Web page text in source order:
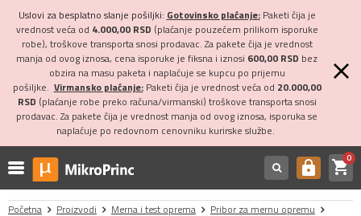
Uslovi za besplatno slanje pošiljki: Gotovinsko plaćanje:Paketi čija je
vrednost veća od 4.000,00 RSD (plaćanje pouzećem prilikom isporuke
robe), troškove transporta snosi prodavac. Za pakete čija je vrednost
manja od ovog iznosa, cena isporuke je fiksna i iznosi 600,00 RSD bez
obzira na masu paketa i naplaćuje se kupcu po prijemu
pošiljke. Virmansko plaćanje:Paketi čija je vrednost veća od 20.000,00
RSD (plaćanje robe preko računa/virmanski) troškove transporta snosi
prodavac. Za pakete čija je vrednost manja od ovog iznosa, isporuka se
naplaćuje po redovnom cenovniku kurirske službe.
https shopping_cart0
Početna Proizvodi Merna i test oprema
Pribor za mernu opremu